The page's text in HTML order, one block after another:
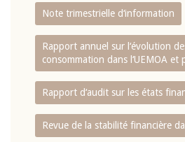
Note trimestrielle d‘information
Rapport annuel sur l‘évolution
consommation dans l‘UEMOA et
Rapport d‘audit sur les états
Revue de la stabilité financière